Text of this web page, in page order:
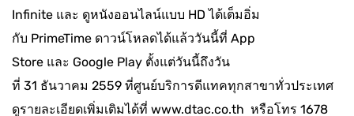
Infinite และ ดูหนังออนไลน์แบบ HD ได้เต็มอิ่ม
กับ PrimeTime ดาวน์โหลดได้แล้ววันนี้ที่ App
Store และ Google Play ตั้งแต่วันนี้ถึงวัน
ที่ 31 ธันวาคม 2559 ที่ศูนย์บริการดีแทคทุกสาขาทั่วประเทศ
ดูรายละเอียดเพิ่มเติมได้ที่ www.dtac.co.th หรือโทร 1678